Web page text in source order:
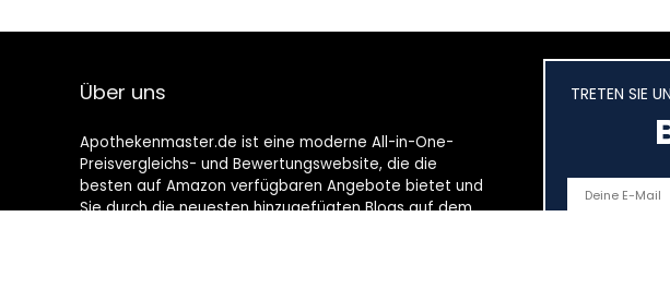
Über uns
Apothekenmaster.de ist eine moderne All-in-One-
Preisvergleichs- und Bewertungswebsite, die die
besten auf Amazon verfügbaren Angebote bietet und
Sie durch die neuesten hinzugefügten Blogs auf dem
TRETEN SIE